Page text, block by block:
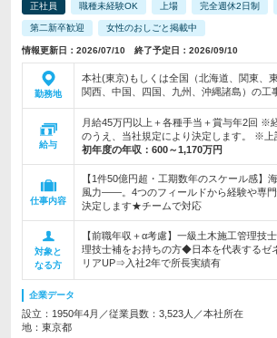
正社員 職種未経験OK 上場 完全週休2日制
第二新卒歓迎 女性のおしごと掲載中
情報更新日：2026/07/10 終了予定日：2026/09/10
勤務地
本社(東京)もしくは全国（北海道、関東、
関西、中国、四国、九州、沖縄諸島）の工
給与
月給45万円以上＋各種手当＋賞与年2回 ※
のうえ、当社規定により決定します。 ※上
初年度の年収： 600～1,170万円
仕事内容
【1件50億円超・工期数年のスケール感】
風力――。4つのフィールドから経験や専
決定します★チームで対応
対象と
なる方
【前職年収＋α考慮】一級土木施工管理技
理技士補をお持ちの方◆日本を代表するゼ
リアUP⇒入社2年で所長実績有
企業データ
設立：1950年4月／従業員数：3,523人／本社所在
地：東京都